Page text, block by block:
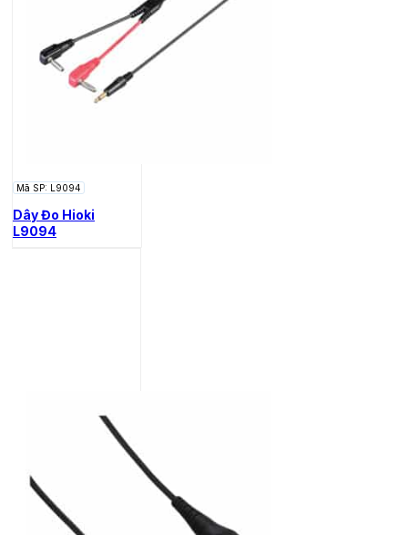
Mã SP: L9094
Dây Đo Hioki
L9094